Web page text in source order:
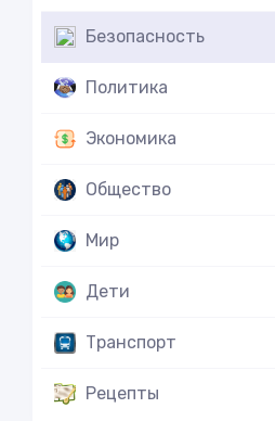
Безопасность
Политика
Экономика
Общество
Мир
Дети
Транспорт
Рецепты